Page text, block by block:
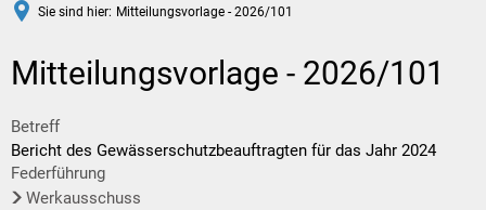
Sie sind hier: Mitteilungsvorlage - 2026/101
Mitteilungsvorlage - 2026/101
Betreff
Bericht des Gewässerschutzbeauftragten für das Jahr 2024
Federführung
Werkausschuss